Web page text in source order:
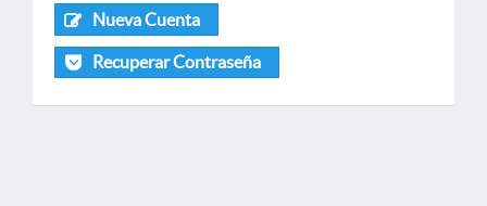
Nueva Cuenta
Recuperar Contraseña